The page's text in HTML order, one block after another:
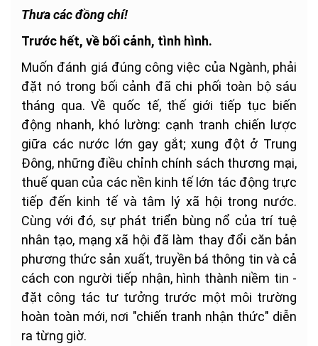
Thưa các đồng chí!
Trước hết, về bối cảnh, tình hình.
Muốn đánh giá đúng công việc của Ngành, phải
đặt nó trong bối cảnh đã chi phối toàn bộ sáu
tháng qua. Về quốc tế, thế giới tiếp tục biến
động nhanh, khó lường: cạnh tranh chiến lược
giữa các nước lớn gay gắt; xung đột ở Trung
Đông, những điều chỉnh chính sách thương mại,
thuế quan của các nền kinh tế lớn tác động trực
tiếp đến kinh tế và tâm lý xã hội trong nước.
Cùng với đó, sự phát triển bùng nổ của trí tuệ
nhân tạo, mạng xã hội đã làm thay đổi căn bản
phương thức sản xuất, truyền bá thông tin và cả
cách con người tiếp nhận, hình thành niềm tin -
đặt công tác tư tưởng trước một môi trường
hoàn toàn mới, nơi "chiến tranh nhận thức" diễn
ra từng giờ.